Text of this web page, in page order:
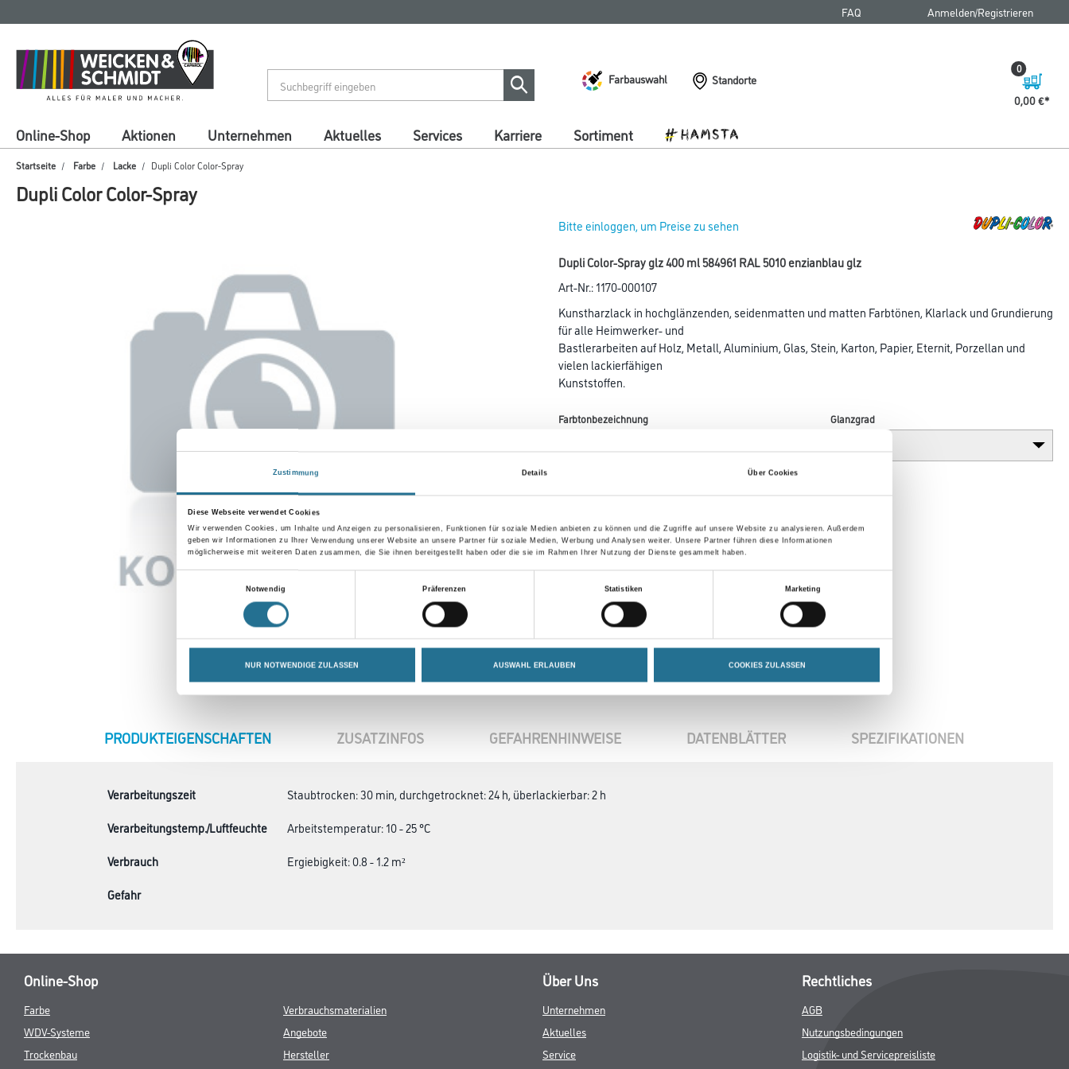
Zustimmung Details Über Cookies
Diese Webseite verwendet Cookies
Wir verwenden Cookies, um Inhalte und Anzeigen zu personalisieren, Funktionen für soziale Medien anbieten zu können und die Zugriffe auf unsere Website zu analysieren. Außerdem
geben wir Informationen zu Ihrer Verwendung unserer Website an unsere Partner für soziale Medien, Werbung und Analysen weiter. Unsere Partner führen diese Informationen
möglicherweise mit weiteren Daten zusammen, die Sie ihnen bereitgestellt haben oder die sie im Rahmen Ihrer Nutzung der Dienste gesammelt haben.
Notwendig
Präferenzen Statistiken Marketing
NUR NOTWENDIGE ZULASSEN AUSWAHL ERLAUBEN COOKIES ZULASSEN
springen
springen
FAQ Anmelden/Registrieren
Farbauswahl
Standorte
0,00 €
0
Online-Shop Aktionen Unternehmen Aktuelles Services Karriere Sortiment
Startseite Farbe Lacke Dupli Color Color-Spray
Dupli Color Color-Spray
Bitte einloggen, um Preise zu sehen
Dupli Color-Spray glz 400 ml 584961 RAL 5010 enzianblau glz
Art-Nr.:1170-000107
Kunstharzlack in hochglänzenden, seidenmatten und matten Farbtönen, Klarlack und Grundierung
für alle Heimwerker- und
Bastlerarbeiten auf Holz, Metall, Aluminium, Glas, Stein, Karton, Papier, Eternit, Porzellan und
vielen lackierfähigen
Kunststoffen.
Farbtonbezeichnung Glanzgrad
CURRENT
PRODUKTEIGENSCHAFTEN ZUSATZINFOS GEFAHRENHINWEISE DATENBLÄTTER SPEZIFIKATIONEN
Verarbeitungszeit
Staubtrocken: 30 min, durchgetrocknet: 24 h, überlackierbar: 2 h
Verarbeitungstemp./Luftfeuchte
Arbeitstemperatur: 10 - 25 °C
Verbrauch
Ergiebigkeit: 0.8 - 1.2 m²
Gefahr
Online-Shop
Farbe
WDV-Systeme
Trockenbau
Verbrauchsmaterialien
Angebote
Hersteller
Über Uns
Unternehmen
Aktuelles
Service
Rechtliches
AGB
Nutzungsbedingungen
Logistik- und Servicepreisliste